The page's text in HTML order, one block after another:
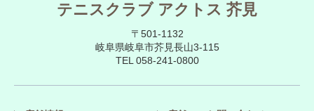
テニスクラブ アクトス 芥見
〒501-1132
岐阜県岐阜市芥見長山3-115
TEL 058-241-0800